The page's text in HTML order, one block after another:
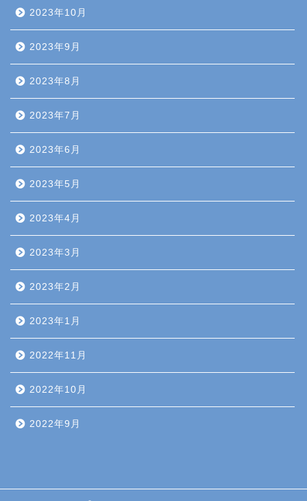
2023年10月
2023年9月
2023年8月
2023年7月
2023年6月
2023年5月
2023年4月
2023年3月
2023年2月
2023年1月
2022年11月
2022年10月
2022年9月